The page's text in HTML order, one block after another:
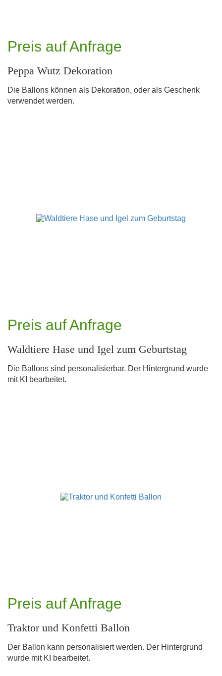
Preis auf Anfrage
Peppa Wutz Dekoration
Die Ballons können als Dekoration, oder als Geschenk
verwendet werden.
Preis auf Anfrage
Waldtiere Hase und Igel zum Geburtstag
Die Ballons sind personalisierbar. Der Hintergrund wurde
mit KI bearbeitet.
Preis auf Anfrage
Traktor und Konfetti Ballon
Der Ballon kann personalisiert werden. Der Hintergrund
wurde mit KI bearbeitet.